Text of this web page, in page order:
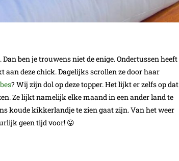
ben je trouwens niet de enige. Ondertussen heeft
aan deze chick. Dagelijks scrollen ze door haar
? Wij zijn dol op deze topper. Het lijkt er zelfs op dat
Ze lijkt namelijk elke maand in een ander land te
koude kikkerlandje te zien gaat zijn. Van het weer
geen tijd voor! 😛